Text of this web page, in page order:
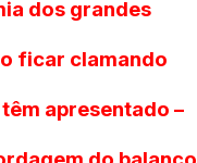
dos grandes
ficar clamando
apresentado –